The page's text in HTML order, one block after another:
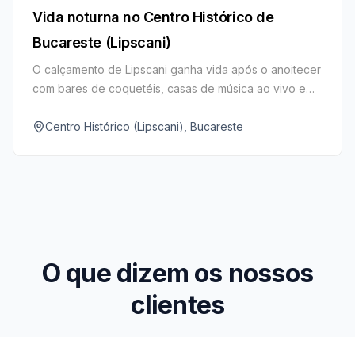
Vida noturna no Centro Histórico de
Bucareste (Lipscani)
O calçamento de Lipscani ganha vida após o anoitecer
com bares de coquetéis, casas de música ao vivo e
edifícios do século 19. É o polo energético da capital
Centro Histórico (Lipscani), Bucareste
O que dizem os nossos
clientes